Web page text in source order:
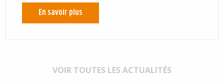
En savoir plus
VOIR TOUTES LES ACTUALITÉS